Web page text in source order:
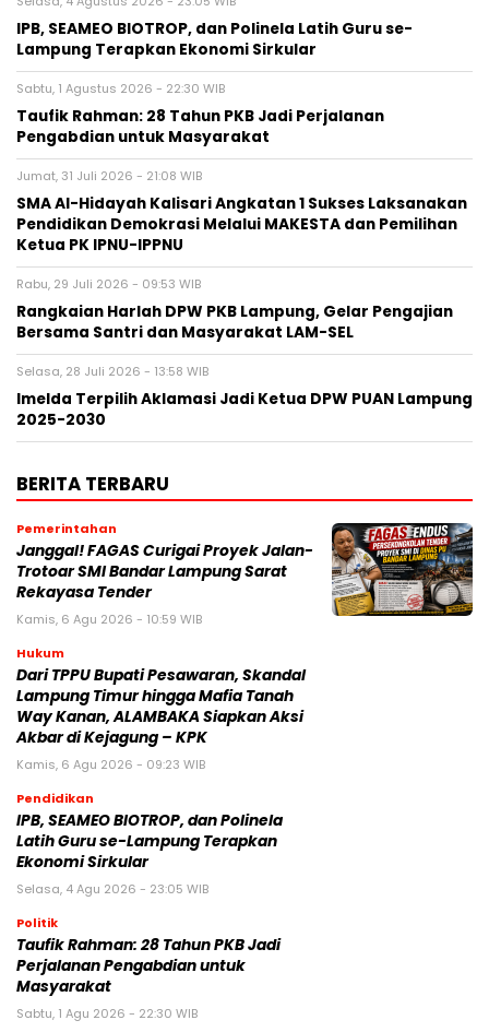
IPB, SEAMEO BIOTROP, dan Polinela Latih Guru se-
Lampung Terapkan Ekonomi Sirkular
Sabtu, 1 Agustus 2026 - 22:30 WIB
Taufik Rahman: 28 Tahun PKB Jadi Perjalanan
Pengabdian untuk Masyarakat
Jumat, 31 Juli 2026 - 21:08 WIB
SMA Al-Hidayah Kalisari Angkatan 1 Sukses Laksanakan
Pendidikan Demokrasi Melalui MAKESTA dan Pemilihan
Ketua PK IPNU-IPPNU
Rabu, 29 Juli 2026 - 09:53 WIB
Rangkaian Harlah DPW PKB Lampung, Gelar Pengajian
Bersama Santri dan Masyarakat LAM-SEL
Selasa, 28 Juli 2026 - 13:58 WIB
Imelda Terpilih Aklamasi Jadi Ketua DPW PUAN Lampung
2025-2030
BERITA TERBARU
Pemerintahan
Janggal! FAGAS Curigai Proyek Jalan-
Trotoar SMI Bandar Lampung Sarat
Rekayasa Tender
Kamis, 6 Agu 2026 - 10:59 WIB
Hukum
Dari TPPU Bupati Pesawaran, Skandal
Lampung Timur hingga Mafia Tanah
Way Kanan, ALAMBAKA Siapkan Aksi
Akbar di Kejagung – KPK
Kamis, 6 Agu 2026 - 09:23 WIB
Pendidikan
IPB, SEAMEO BIOTROP, dan Polinela
Latih Guru se-Lampung Terapkan
Ekonomi Sirkular
Selasa, 4 Agu 2026 - 23:05 WIB
Politik
Taufik Rahman: 28 Tahun PKB Jadi
Perjalanan Pengabdian untuk
Masyarakat
Sabtu, 1 Agu 2026 - 22:30 WIB